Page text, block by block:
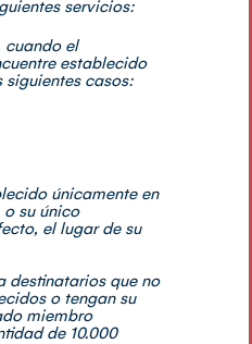
servicios:
cuando el
establecido
siguientes casos:
únicamente en
o su único
el lugar de su
destinatarios que no
o tengan su
miembro
de 10.000